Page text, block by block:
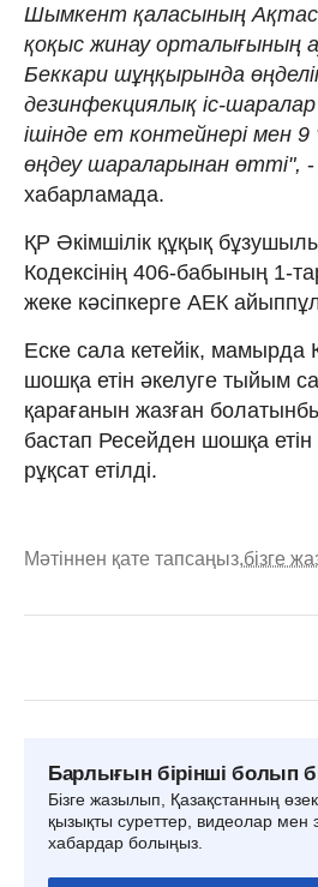
Шымкент қаласының Ақтас
қоқыс жинау орталығының
Беккари шұңқырында
дезинфекциялық іс-шаралар
ішінде ет контейнері мен 9
өңдеу шараларынан өтті", -
хабарламада.
ҚР Әкімшілік құқық
Кодексінің 406-бабының 1-
жеке кәсіпкерге АЕК
Еске сала кетейік, мамырда
шошқа етін әкелуге тыйым
қарағанын жазған
бастап Ресейден шошқа етін
рұқсат етілді.
Мәтіннен қате тапсаңыз,бізге
Барлығын бірінші болып
Бізге жазылып, Қазақстанның
қызықты суреттер, видеолар мен
хабардар болыңыз.